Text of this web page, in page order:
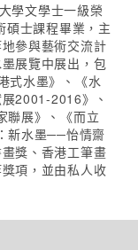
學文學士一級榮
碩士課程畢業，主
參與藝術交流計
展覽中展出，包
式水墨》、《水
2001-2016》、
聯展》、《而立
新水墨──怡情齋
獎、香港工筆畫
項，並由私人收